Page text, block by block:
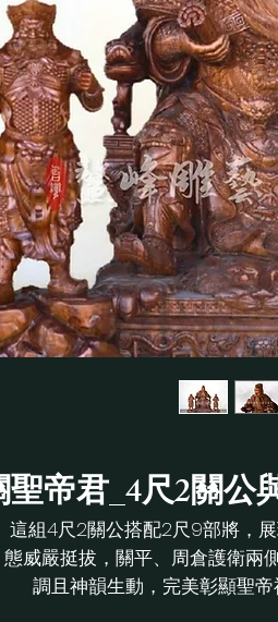
聖帝君_4尺2關公
這組4尺2關公搭配2尺9部將，
態威嚴挺拔，關平、周倉護衛兩
調且神韻生動，完美彰顯聖帝